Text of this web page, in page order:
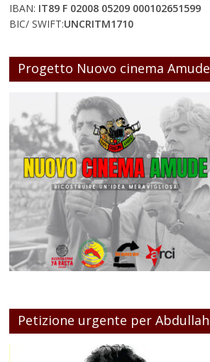
IBAN: IT89 F 02008 05209 000102651599
BIC/ SWIFT:UNCRITM1710
Progetto Nuovo cinema Amude
Petizione urgente per